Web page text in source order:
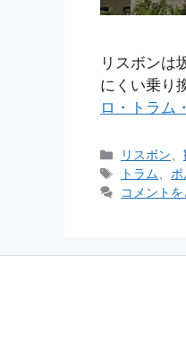
リスボンは
にくい乗り
ロ・トラム
カ
テ
ゴ
リスボン 、
タ
グ
トラム
コメント